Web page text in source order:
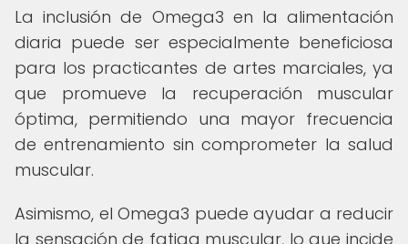
La inclusión de Omega3 en la alimentación
diaria puede ser especialmente beneficiosa
para los practicantes de artes marciales, ya
que promueve la recuperación muscular
óptima, permitiendo una mayor frecuencia
de entrenamiento sin comprometer la salud
muscular.
Asimismo, el Omega3 puede ayudar a reducir
la sensación de fatiga muscular, lo que incide